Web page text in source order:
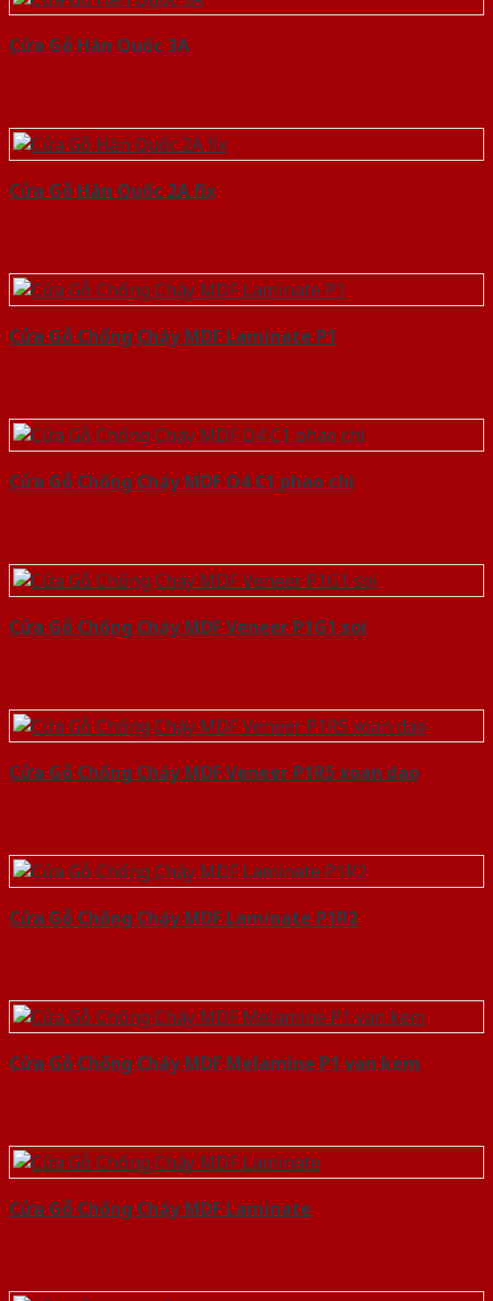
Cửa Gỗ Hàn Quốc 3A
Cửa Gỗ Hàn Quốc 2A fix
Cửa Gỗ Chống Cháy MDF Laminate P1
Cửa Gỗ Chống Cháy MDF O4 C1 phao chi
Cửa Gỗ Chống Cháy MDF Veneer P1G1 soi
Cửa Gỗ Chống Cháy MDF Veneer P1R5 xoan dao
Cửa Gỗ Chống Cháy MDF Laminate P1R2
Cửa Gỗ Chống Cháy MDF Melamine P1 van kem
Cửa Gỗ Chống Cháy MDF Laminate